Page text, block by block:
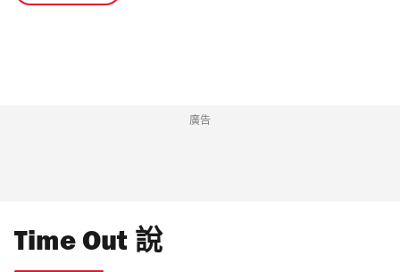
廣告
Time Out 說